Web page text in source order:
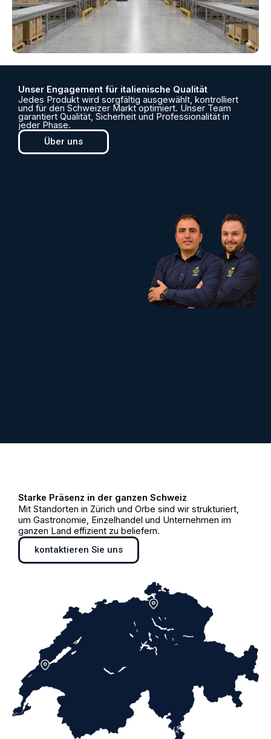
Unser Engagement für italienische Qualität
Jedes Produkt wird sorgfältig ausgewählt, kontrolliert
und für den Schweizer Markt optimiert. Unser Team
garantiert Qualität, Sicherheit und Professionalität in
jeder Phase.
Über uns
Starke Präsenz in der ganzen Schweiz
Mit Standorten in Zürich und Orbe sind wir strukturiert,
um Gastronomie, Einzelhandel und Unternehmen im
ganzen Land effizient zu beliefern.
kontaktieren Sie uns